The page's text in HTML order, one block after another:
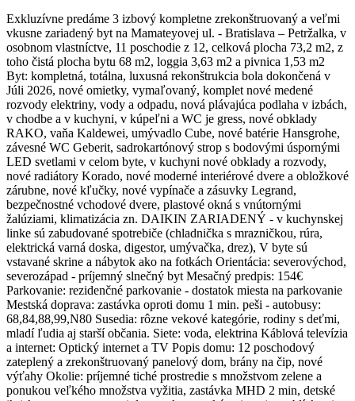
Exkluzívne predáme 3 izbový kompletne zrekonštruovaný a veľmi
vkusne zariadený byt na Mamateyovej ul. - Bratislava – Petržalka, v
osobnom vlastníctve, 11 poschodie z 12, celková plocha 73,2 m2, z
toho čistá plocha bytu 68 m2, loggia 3,63 m2 a pivnica 1,53 m2
Byt: kompletná, totálna, luxusná rekonštrukcia bola dokončená v
Júli 2026, nové omietky, vymaľovaný, komplet nové medené
rozvody elektriny, vody a odpadu, nová plávajúca podlaha v izbách,
v chodbe a v kuchyni, v kúpeľni a WC je gress, nové obklady
RAKO, vaňa Kaldewei, umývadlo Cube, nové batérie Hansgrohe,
závesné WC Geberit, sadrokartónový strop s bodovými úspornými
LED svetlami v celom byte, v kuchyni nové obklady a rozvody,
nové radiátory Korado, nové moderné interiérové dvere a obložkové
zárubne, nové kľučky, nové vypínače a zásuvky Legrand,
bezpečnostné vchodové dvere, plastové okná s vnútornými
žalúziami, klimatizácia zn. DAIKIN ZARIADENÝ - v kuchynskej
linke sú zabudované spotrebiče (chladnička s mrazničkou, rúra,
elektrická varná doska, digestor, umývačka, drez), V byte sú
vstavané skrine a nábytok ako na fotkách Orientácia: severovýchod,
severozápad - príjemný slnečný byt Mesačný predpis: 154€
Parkovanie: rezidenčné parkovanie - dostatok miesta na parkovanie
Mestská doprava: zastávka oproti domu 1 min. peši - autobusy:
68,84,88,99,N80 Susedia: rôzne vekové kategórie, rodiny s deťmi,
mladí ľudia aj starší občania. Siete: voda, elektrina Káblová televízia
a internet: Optický internet a TV Popis domu: 12 poschodový
zateplený a zrekonštruovaný panelový dom, brány na čip, nové
výťahy Okolie: príjemné tiché prostredie s množstvom zelene a
ponukou veľkého množstva vyžitia, zastávka MHD 2 min, detské